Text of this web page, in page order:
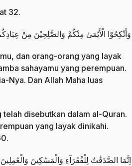
32.
وَأَنْكِحُوْا الْأَيَٰمَىٰ مِنْكُمْ وَالصَّٰلِحِيْنَ مِنْ
dan orang-orang yang layak
sahayamu yang perempuan.
Nya. Dan Allah Maha luas
disebutkan dalam al-Quran.
yang layak dinikahi.
اِنَّمَا الصَّدَقَٰتُ لِلْفُقَرَآءِ وَالْمَسَٰكِينَ